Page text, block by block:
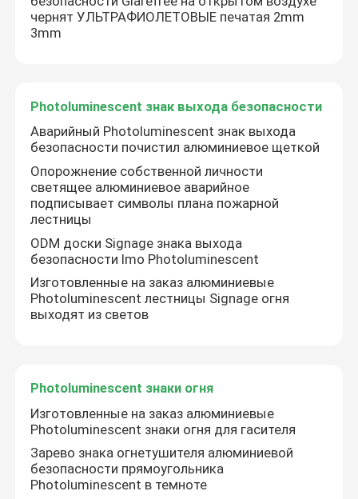
чернят УЛЬТРАФИОЛЕТОВЫЕ печатая 2mm
3mm
Photoluminescent знак выхода безопасности
Аварийный Photoluminescent знак выхода
безопасности почистил алюминиевое щеткой
Опорожнение собственной личности
светящее алюминиевое аварийное
подписывает символы плана пожарной
лестницы
ODM доски Signage знака выхода
безопасности Imo Photoluminescent
Изготовленные на заказ алюминиевые
Photoluminescent лестницы Signage огня
выходят из светов
Photoluminescent знаки огня
Изготовленные на заказ алюминиевые
Photoluminescent знаки огня для гасителя
Зарево знака огнетушителя алюминиевой
безопасности прямоугольника
Photoluminescent в темноте